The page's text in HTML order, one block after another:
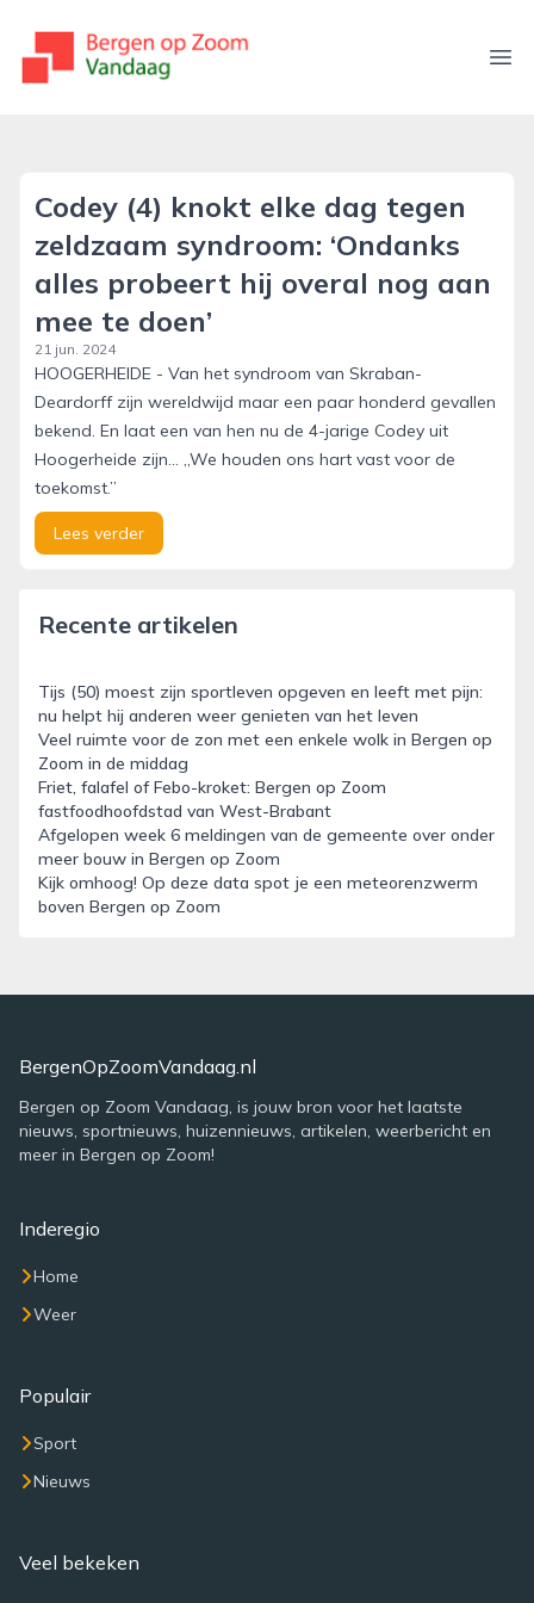
bergenopzoomvandaag.nl
Codey (4) knokt elke dag tegen
zeldzaam syndroom: ‘Ondanks
alles probeert hij overal nog aan
mee te doen’
21 jun. 2024
HOOGERHEIDE - Van het syndroom van Skraban-
Deardorff zijn wereldwijd maar een paar honderd gevallen
bekend. En laat een van hen nu de 4-jarige Codey uit
Hoogerheide zijn... ,,We houden ons hart vast voor de
toekomst.”
Lees verder
Recente artikelen
Tijs (50) moest zijn sportleven opgeven en leeft met pijn:
nu helpt hij anderen weer genieten van het leven
Veel ruimte voor de zon met een enkele wolk in Bergen op
Zoom in de middag
Friet, falafel of Febo-kroket: Bergen op Zoom
fastfoodhoofdstad van West-Brabant
Afgelopen week 6 meldingen van de gemeente over onder
meer bouw in Bergen op Zoom
Kijk omhoog! Op deze data spot je een meteorenzwerm
boven Bergen op Zoom
BergenOpZoomVandaag.nl
Bergen op Zoom Vandaag, is jouw bron voor het laatste
nieuws, sportnieuws, huizennieuws, artikelen, weerbericht en
meer in Bergen op Zoom!
Inderegio
Home
Weer
Populair
Sport
Nieuws
Veel bekeken